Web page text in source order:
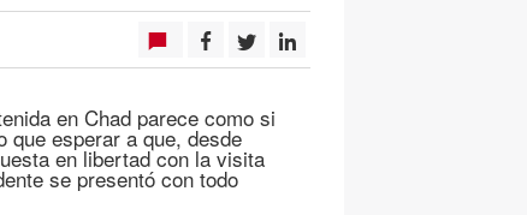
en Chad parece como si
que esperar a que, desde
en libertad con la visita
se presentó con todo